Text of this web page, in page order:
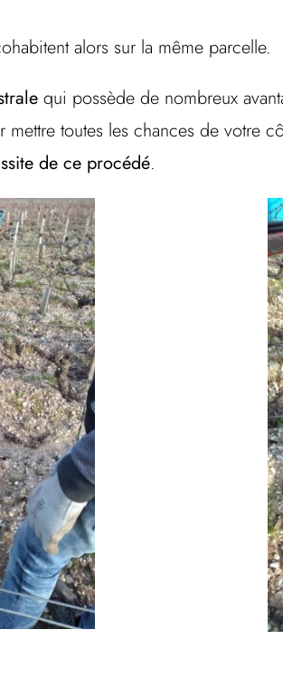
alors sur la même parcelle.
qui possède de nombreux
mettre toutes les chances de
de ce procédé.